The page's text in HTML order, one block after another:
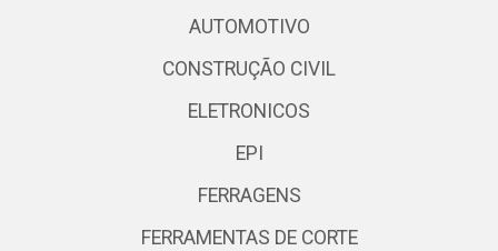
AUTOMOTIVO
CONSTRUÇÃO CIVIL
ELETRONICOS
EPI
FERRAGENS
FERRAMENTAS DE CORTE